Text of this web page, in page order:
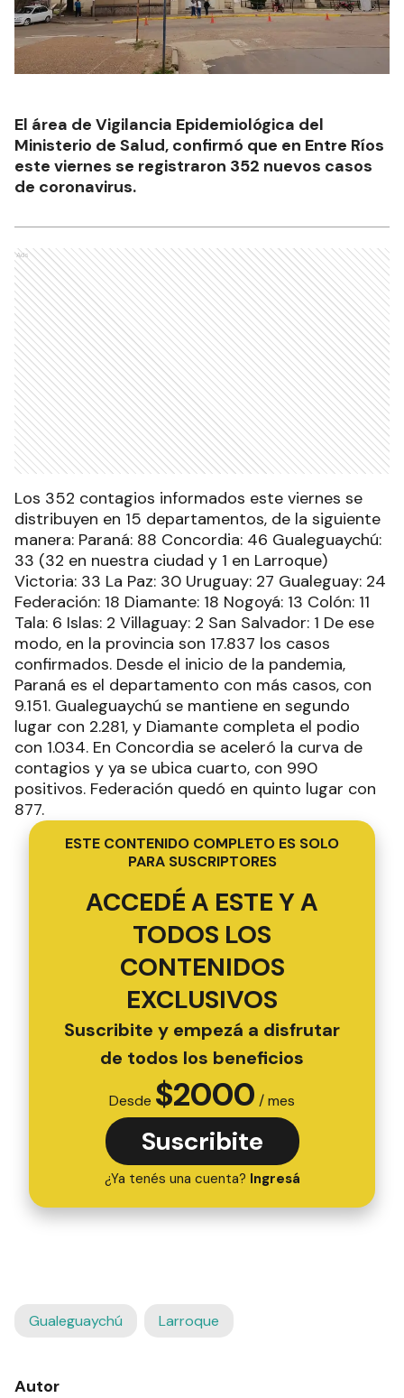
El área de Vigilancia Epidemiológica del
Ministerio de Salud, confirmó que en Entre Ríos
este viernes se registraron 352 nuevos casos
de coronavirus.
Ads
Los 352 contagios informados este viernes se
distribuyen en 15 departamentos, de la siguiente
manera: Paraná: 88 Concordia: 46 Gualeguaychú:
33 (32 en nuestra ciudad y 1 en Larroque)
Victoria: 33 La Paz: 30 Uruguay: 27 Gualeguay: 24
Federación: 18 Diamante: 18 Nogoyá: 13 Colón: 11
Tala: 6 Islas: 2 Villaguay: 2 San Salvador: 1 De ese
modo, en la provincia son 17.837 los casos
confirmados. Desde el inicio de la pandemia,
Paraná es el departamento con más casos, con
9.151. Gualeguaychú se mantiene en segundo
lugar con 2.281, y Diamante completa el podio
con 1.034. En Concordia se aceleró la curva de
contagios y ya se ubica cuarto, con 990
positivos. Federación quedó en quinto lugar con
877.
ESTE CONTENIDO COMPLETO ES SOLO
PARA SUSCRIPTORES
ACCEDÉ A ESTE Y A
TODOS LOS
CONTENIDOS
EXCLUSIVOS
Suscribite y empezá a disfrutar
de todos los beneficios
Desde $2000 / mes
Suscribite
¿Ya tenés una cuenta? Ingresá
Gualeguaychú Larroque
Autor